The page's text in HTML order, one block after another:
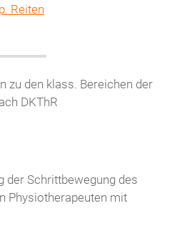
Reiten
zu den klass. Bereichen der
DKThR
der Schrittbewegung des
Physiotherapeuten mit